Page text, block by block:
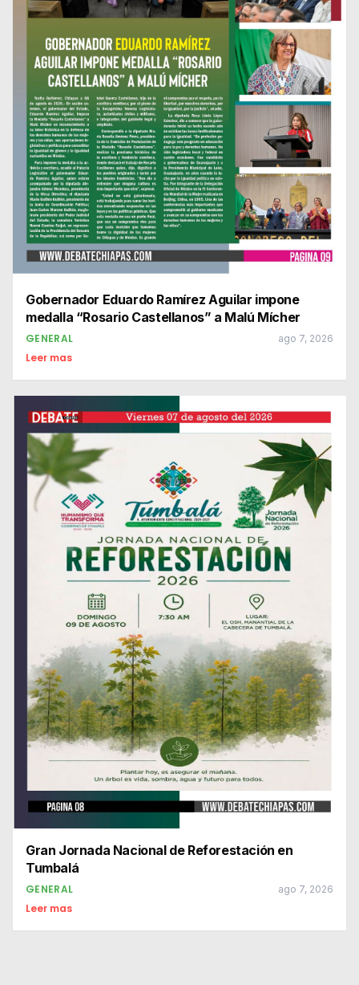
Gobernador Eduardo Ramírez Aguilar impone
medalla “Rosario Castellanos” a Malú Mícher
GENERAL ago 7, 2026
Leer mas
Gran Jornada Nacional de Reforestación en
Tumbalá
GENERAL ago 7, 2026
Leer mas